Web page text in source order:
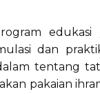
dan
tentang
pakaian